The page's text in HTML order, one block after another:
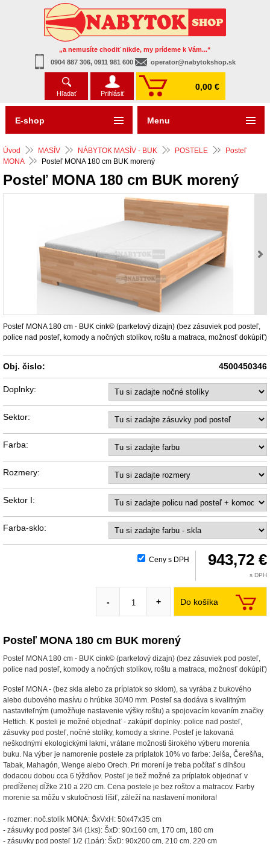
„a nemusíte chodiť nikde, my prídeme k Vám...“
0904 887 306, 0911 981 600
operator@nabytokshop.sk
Hľadať Prihlásiť
0,00 €
Úvod MASÍV NÁBYTOK MASÍV - BUK POSTELE
Posteľ
MONA
Posteľ MONA 180 cm BUK morený
Posteľ MONA 180 cm BUK morený
Posteľ MONA 180 cm - BUK cink© (parketový dizajn) (bez zásuviek pod posteľ,
police nad posteľ, komody a nočných stolíkov, roštu a matraca, možnosť dokúpiť)
Obj. čislo: 4500450346
Doplnky:
Sektor:
Farba:
Rozmery:
Sektor I:
Farba-sklo:
Ceny s DPH 943,72 €
s DPH
Do košíka
- +
Posteľ MONA 180 cm BUK morený
Posteľ MONA 180 cm - BUK cink© (parketový dizajn) (bez zásuviek pod posteľ,
police nad posteľ, komody a nočných stolíkov, roštu a matraca, možnosť dokúpiť)
Posteľ MONA - (bez skla alebo za príplatok so sklom), sa vyrába z bukového
alebo dubového masívu o hrúbke 30/40 mm. Posteľ sa dodáva s kvalitným
nastaviteľným (umožňuje nastavenie výšky roštu) a spojovacím kovaním značky
Hettich. K posteli je možné objednať - zakúpiť doplnky: police nad posteľ,
zásuvky pod posteľ, nočné stolíky, komody a skrine. Posteľ je lakovaná
neškodnými ekologickými lakmi, vrátane možnosti širokého výberu morenia
buku. Na výber je namorenie postele za príplatok 10% vo farbe: Jelša, Čerešňa,
Tabak, Mahagón, Wenge alebo Orech. Pri morení je treba počítať s dlhšou
dodacou dobou cca 6 týždňov. Posteľ je tiež možné za príplatok objednať v
predĺženej dĺžke 210 a 220 cm. Cena postele je bez roštov a matracov. Farby
morenie sa môžu v skutočnosti líšiť, záleží na nastavení monitora!
- rozmer: noč.stolík MONA: ŠxVxH: 50x47x35 cm
- zásuvky pod posteľ 3/4 (1ks): ŠxD: 90x160 cm, 170 cm, 180 cm
- zásuvky pod posteľ 1/2 (1pár): ŠxD: 90x200 cm, 210 cm, 220 cm
E-shop Menu